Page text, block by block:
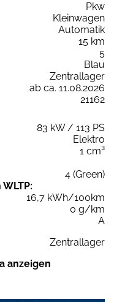
Pkw
Kleinwagen
Automatik
15 km
5
Blau
Zentrallager
ab ca. 11.08.2026
21162
83 kW / 113 PS
Elektro
1 cm³
4 (Green)
16,7 kWh/100km
0 g/km
A
Zentrallager
anzeigen